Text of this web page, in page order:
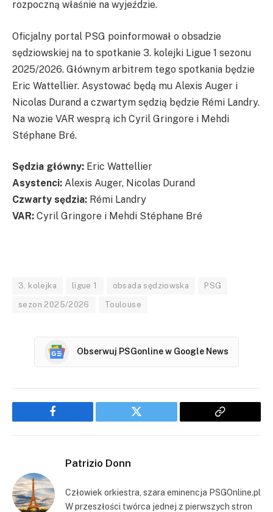
rozpoczną właśnie na wyjeździe.
Oficjalny portal PSG poinformował o obsadzie
sędziowskiej na to spotkanie 3. kolejki Ligue 1 sezonu
2025/2026. Głównym arbitrem tego spotkania będzie
Eric Wattellier. Asystować będą mu Alexis Auger i
Nicolas Durand a czwartym sędzią będzie Rémi Landry.
Na wozie VAR wesprą ich Cyril Gringore i Mehdi
Stéphane Bré.
Sędzia główny: Eric Wattellier
Asystenci: Alexis Auger, Nicolas Durand
Czwarty sędzia: Rémi Landry
VAR: Cyril Gringore i Mehdi Stéphane Bré
3. kolejka ligue 1 obsada sędziowska PSG
sezon 2025/2026 Toulouse
Obserwuj PSGonline w Google News
Facebook Twitter
Copy
Patrizio Donn
Człowiek orkiestra, szara eminencja PSGOnline.pl
W przeszłości twórca jednej z pierwszych stron